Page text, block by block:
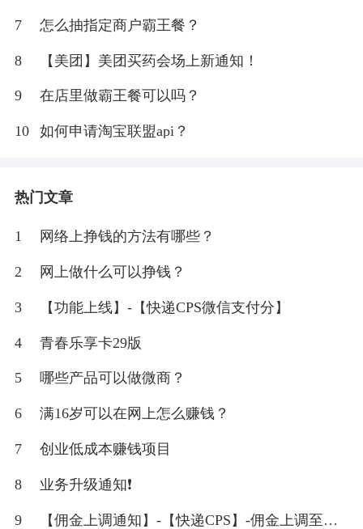
7 怎么抽指定商户霸王餐？
8 【美团】美团买药会场上新通知！
9 在店里做霸王餐可以吗？
10 如何申请淘宝联盟api？
热门文章
1 网络上挣钱的方法有哪些？
2 网上做什么可以挣钱？
3 【功能上线】-【快递CPS微信支付分】
4 青春乐享卡29版
5 哪些产品可以做微商？
6 满16岁可以在网上怎么赚钱？
7 创业低成本赚钱项目
8 业务升级通知❗
9
【佣金上调通知】-【快递CPS】-佣金上调至